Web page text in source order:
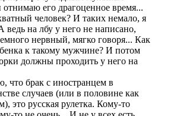
отнимаю его драгоценное время...
человек? И таких немало, я
ведь на лбу у него не написано,
нервный, мягко говоря... Как
к такому мужчине? И потом
должны проходить у него на
что брак с иностранцем в
случаев (или в половине как
это русская рулетка. Кому-то